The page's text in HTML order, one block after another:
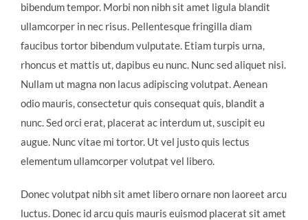
bibendum tempor. Morbi non nibh sit amet ligula blandit
ullamcorper in nec risus. Pellentesque fringilla diam
faucibus tortor bibendum vulputate. Etiam turpis urna,
rhoncus et mattis ut, dapibus eu nunc. Nunc sed aliquet nisi.
Nullam ut magna non lacus adipiscing volutpat. Aenean
odio mauris, consectetur quis consequat quis, blandit a
nunc. Sed orci erat, placerat ac interdum ut, suscipit eu
augue. Nunc vitae mi tortor. Ut vel justo quis lectus
elementum ullamcorper volutpat vel libero.
Donec volutpat nibh sit amet libero ornare non laoreet arcu
luctus. Donec id arcu quis mauris euismod placerat sit amet